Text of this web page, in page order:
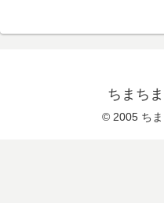
ちまち
© 2005 ち